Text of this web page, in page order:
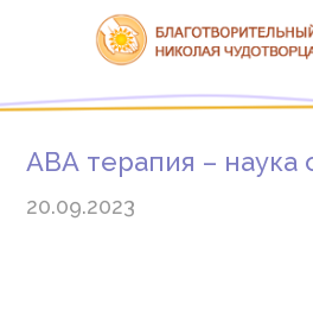
АВА терапия – наука
20.09.2023